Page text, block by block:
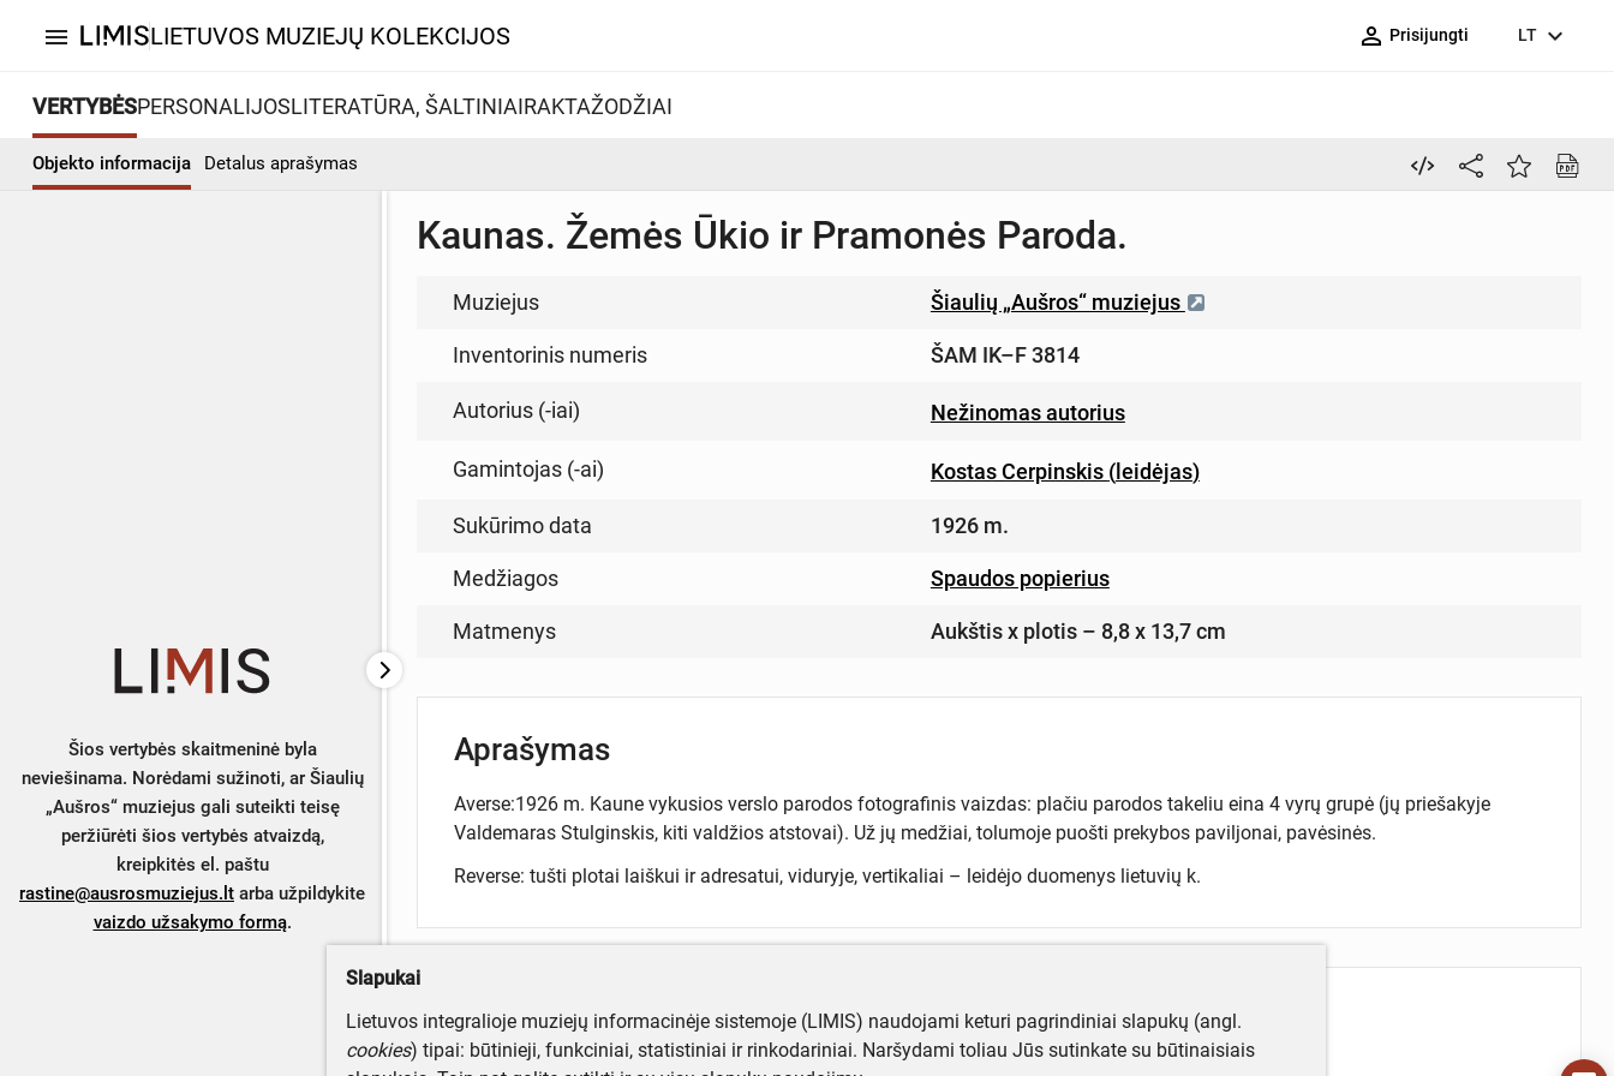
menu LIETUVOS MUZIEJŲ KOLEKCIJOS person_outline Prisijungti LT expand_more
VERTYBĖSPERSONALIJOSLITERATŪRA, ŠALTINIAIRAKTAŽODŽIAI
Objekto informacija Detalus aprašymas
Šios vertybės skaitmeninė byla
neviešinama. Norėdami sužinoti, ar Šiaulių
„Aušros“ muziejus gali suteikti teisę
peržiūrėti šios vertybės atvaizdą,
kreipkitės el. paštu
rastine@ausrosmuziejus.lt arba užpildykite
vaizdo užsakymo formą.
Kaunas. Žemės Ūkio ir Pramonės Paroda.
Muziejus Šiaulių „Aušros“ muziejus
Inventorinis numeris ŠAM IK–F 3814
Autorius (-iai) Nežinomas autorius
Gamintojas (-ai) Kostas Cerpinskis (leidėjas)
Sukūrimo data 1926 m.
Medžiagos Spaudos popierius
Matmenys Aukštis x plotis – 8,8 x 13,7 cm
Aprašymas
Averse:1926 m. Kaune vykusios verslo parodos fotografinis vaizdas: plačiu parodos takeliu eina 4 vyrų grupė (jų priešakyje
Valdemaras Stulginskis, kiti valdžios atstovai). Už jų medžiai, tolumoje puošti prekybos paviljonai, pavėsinės.
Reverse: tušti plotai laiškui ir adresatui, viduryje, vertikaliai – leidėjo duomenys lietuvių k.
Turite daugiau informacijos apie objektą?
Parašykite mums!
Slapukai
Lietuvos integralioje muziejų informacinėje sistemoje (LIMIS) naudojami keturi pagrindiniai slapukų (angl.
cookies) tipai: būtinieji, funkciniai, statistiniai ir rinkodariniai. Naršydami toliau Jūs sutinkate su būtinaisiais